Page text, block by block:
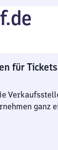
für
ganz